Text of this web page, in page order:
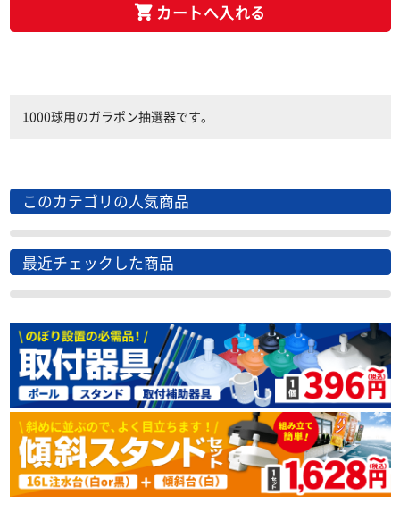
カートへ入れる
1000球用のガラポン抽選器です。
このカテゴリの人気商品
最近チェックした商品